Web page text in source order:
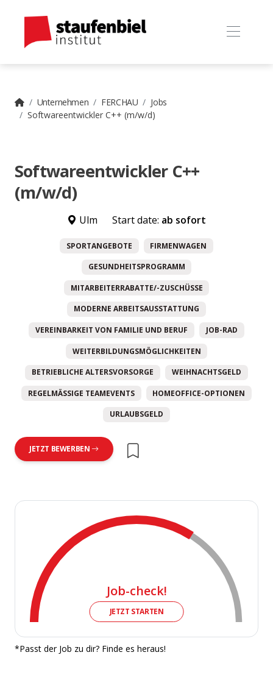
Unternehmen FERCHAU
Jobs
Softwareentwickler C++ (m/w/d)
Softwareentwickler C++
(m/w/d)
Ulm Start date: ab sofort
SPORTANGEBOTE FIRMENWAGEN
GESUNDHEITSPROGRAMM
MITARBEITERRABATTE/-ZUSCHÜSSE
MODERNE ARBEITSAUSSTATTUNG
VEREINBARKEIT VON FAMILIE UND BERUF JOB-RAD
WEITERBILDUNGSMÖGLICHKEITEN
BETRIEBLICHE ALTERSVORSORGE WEIHNACHTSGELD
REGELMÄSSIGE TEAMEVENTS HOMEOFFICE-OPTIONEN
URLAUBSGELD
JETZT BEWERBEN
Job-check!
JETZT STARTEN
*Passt der Job zu dir? Finde es heraus!